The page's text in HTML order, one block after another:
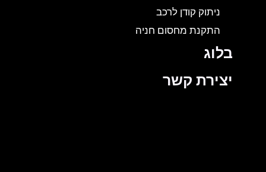
ניתוק קודן לרכב
התקנת מחסום חניה
בלוג
יצירת קשר